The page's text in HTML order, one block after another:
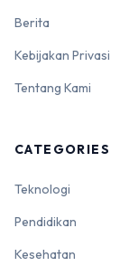
Berita
Kebijakan Privasi
Tentang Kami
CATEGORIES
Teknologi
Pendidikan
Kesehatan